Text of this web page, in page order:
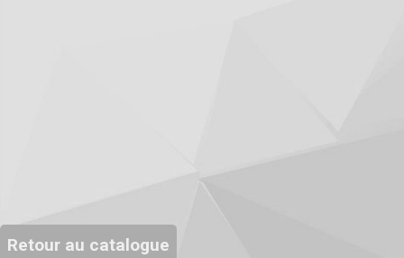
Retour au catalogue